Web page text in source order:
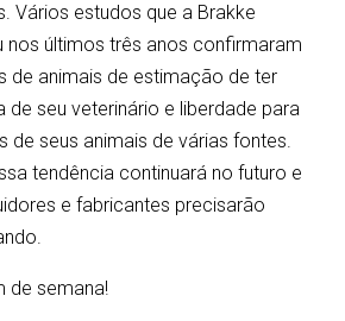
Vários estudos que a Brakke
nos últimos três anos confirmaram
de animais de estimação de ter
de seu veterinário e liberdade para
de seus animais de várias fontes.
tendência continuará no futuro e
e fabricantes precisarão
de semana!